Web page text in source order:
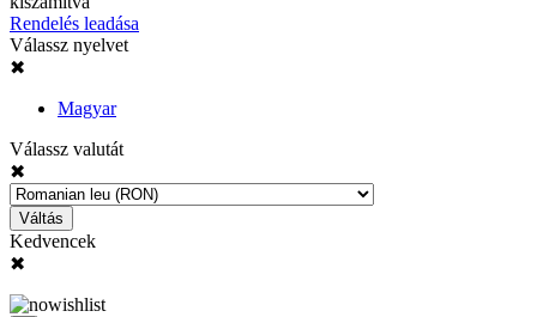
Rendelés leadása
Válassz nyelvet
✖
Magyar
Válassz valutát
✖
Váltás
Kedvencek
✖